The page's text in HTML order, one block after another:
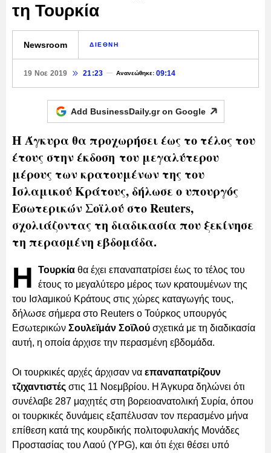
τη Τουρκία
Newsroom ΔΙΕΘΝΗ
19 Νοε 2019 21:23 Ανανεώθηκε: 09:14
Add BusinessDaily.gr on Google
Η Άγκυρα θα προχωρήσει έως το τέλος του
έτους στην έκδοση του μεγαλύτερου
μέρους των κρατουμένων της του
Ισλαμικού Κράτους, δήλωσε ο υπουργός
Εσωτερικών Σοϊλού στο Reuters,
σχολιάζοντας τη διαδικασία που ξεκίνησε
τη περασμένη εβδομάδα.
Η Τουρκία θα έχει επαναπατρίσει έως το τέλος του
έτους το μεγαλύτερο μέρος των κρατουμένων της
του Ισλαμικού Κράτους στις χώρες καταγωγής τους,
δήλωσε σήμερα στο Reuters ο Τούρκος υπουργός
Εσωτερικών Σουλεϊμάν Σοϊλού σχετικά με τη διαδικασία
αυτή, η οποία άρχισε την περασμένη εβδομάδα.
Οι τουρκικές αρχές άρχισαν να επαναπατρίζουν
τζιχαντιστές στις 11 Νοεμβρίου. Η Άγκυρα δηλώνει ότι
συνέλαβε 287 μαχητές στη βορειοανατολική Συρία, όπου
οι τουρκικές δυνάμεις εξαπέλυσαν τον περασμένο μήνα
επίθεση κατά της κουρδικής πολιτοφυλακής Μονάδες
Προστασίας του Λαού (YPG), και ότι έχει θέσει υπό